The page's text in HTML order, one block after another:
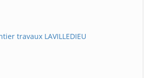
travaux LAVILLEDIEU